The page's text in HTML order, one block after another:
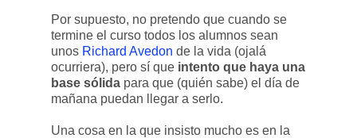
Por supuesto, no pretendo que cuando se
termine el curso todos los alumnos sean
unos Richard Avedon de la vida (ojalá
ocurriera), pero sí que intento que haya una
base sólida para que (quién sabe) el día de
mañana puedan llegar a serlo.
Una cosa en la que insisto mucho es en la